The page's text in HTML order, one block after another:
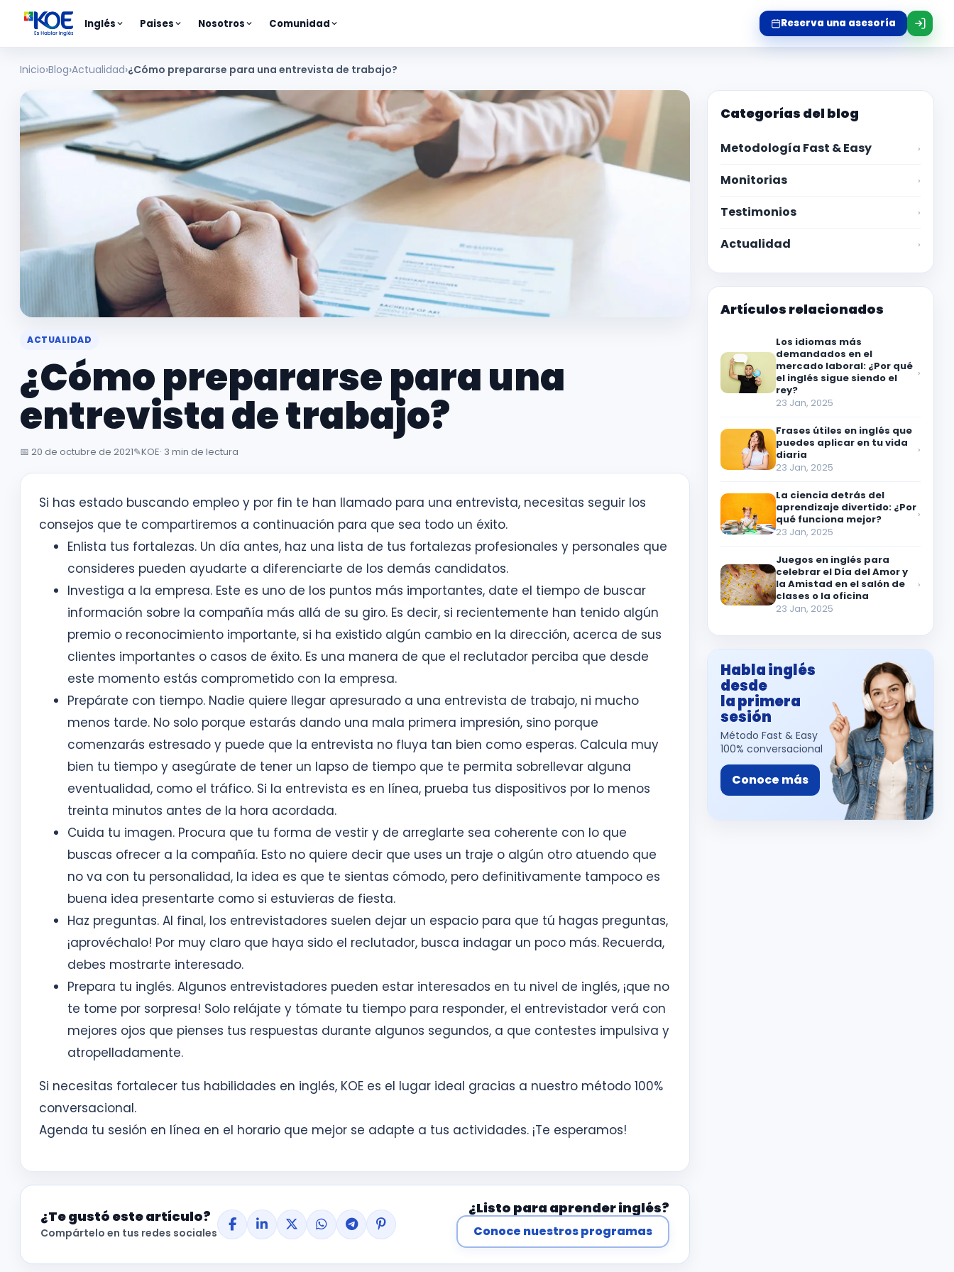
Inglés Paises Nosotros Comunidad Reserva una asesoría
Inicio Blog Actualidad ¿Cómo prepararse para una entrevista de trabajo?
ACTUALIDAD
¿Cómo prepararse para una
entrevista de trabajo?
📅 20 de octubre de 2021✎️KOE· 3 min de lectura
Si has estado buscando empleo y por fin te han llamado para una entrevista, necesitas seguir los
consejos que te compartiremos a continuación para que sea todo un éxito.
Enlista tus fortalezas. Un día antes, haz una lista de tus fortalezas profesionales y personales que
consideres pueden ayudarte a diferenciarte de los demás candidatos.
Investiga a la empresa. Este es uno de los puntos más importantes, date el tiempo de buscar
información sobre la compañía más allá de su giro. Es decir, si recientemente han tenido algún
premio o reconocimiento importante, si ha existido algún cambio en la dirección, acerca de sus
clientes importantes o casos de éxito. Es una manera de que el reclutador perciba que desde
este momento estás comprometido con la empresa.
Prepárate con tiempo. Nadie quiere llegar apresurado a una entrevista de trabajo, ni mucho
menos tarde. No solo porque estarás dando una mala primera impresión, sino porque
comenzarás estresado y puede que la entrevista no fluya tan bien como esperas. Calcula muy
bien tu tiempo y asegúrate de tener un lapso de tiempo que te permita sobrellevar alguna
eventualidad, como el tráfico. Si la entrevista es en línea, prueba tus dispositivos por lo menos
treinta minutos antes de la hora acordada.
Cuida tu imagen. Procura que tu forma de vestir y de arreglarte sea coherente con lo que
buscas ofrecer a la compañía. Esto no quiere decir que uses un traje o algún otro atuendo que
no va con tu personalidad, la idea es que te sientas cómodo, pero definitivamente tampoco es
buena idea presentarte como si estuvieras de fiesta.
Haz preguntas. Al final, los entrevistadores suelen dejar un espacio para que tú hagas preguntas,
¡aprovéchalo! Por muy claro que haya sido el reclutador, busca indagar un poco más. Recuerda,
debes mostrarte interesado.
Prepara tu inglés. Algunos entrevistadores pueden estar interesados en tu nivel de inglés, ¡que no
te tome por sorpresa! Solo relájate y tómate tu tiempo para responder, el entrevistador verá con
mejores ojos que pienses tus respuestas durante algunos segundos, a que contestes impulsiva y
atropelladamente.
Si necesitas fortalecer tus habilidades en inglés, KOE es el lugar ideal gracias a nuestro método 100%
conversacional.
Agenda tu sesión en línea en el horario que mejor se adapte a tus actividades. ¡Te esperamos!
¿Te gustó este artículo?
Compártelo en tus redes sociales
¿Listo para aprender inglés?
Conoce nuestros programas
Categorías del blog
Metodología Fast & Easy ›
Monitorias ›
Testimonios ›
Actualidad ›
Artículos relacionados
Los idiomas más
demandados en el
mercado laboral: ¿Por qué
el inglés sigue siendo el
rey?
23 Jan, 2025
›
Frases útiles en inglés que
puedes aplicar en tu vida
diaria
23 Jan, 2025
›
La ciencia detrás del
aprendizaje divertido: ¿Por
qué funciona mejor?
23 Jan, 2025
›
Juegos en inglés para
celebrar el Día del Amor y
la Amistad en el salón de
clases o la oficina
23 Jan, 2025
›
Habla inglés
desde
la primera
sesión
Método Fast & Easy
100% conversacional
Conoce más